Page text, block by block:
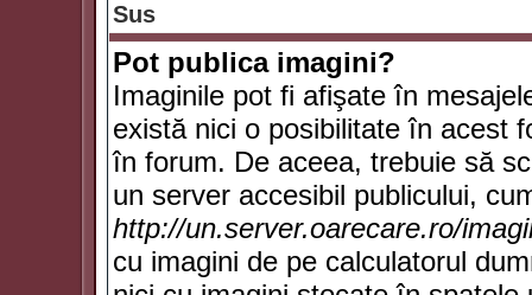
Sus
Pot publica imagini?
Imaginile pot fi afişate în
există nici o posibilitate în acest
în forum. De aceea, trebuie să
un server accesibil publicului,
http://un.server.oarecare.ro/
cu imagini de pe calculatorul